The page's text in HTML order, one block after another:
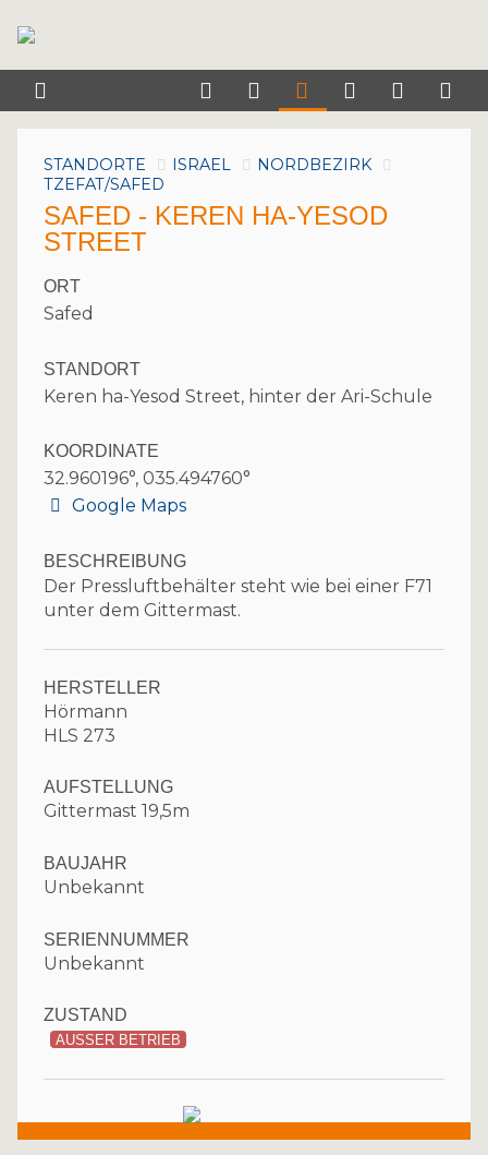
STANDORTE ISRAEL
NORDBEZIRK
TZEFAT/SAFED
SAFED - KEREN HA-YESOD
STREET
ORT
Safed
STANDORT
Keren ha-Yesod Street, hinter der Ari-Schule
KOORDINATE
32.960196°, 035.494760°
Google Maps
BESCHREIBUNG
Der Pressluftbehälter steht wie bei einer F71
unter dem Gittermast.
HERSTELLER
Hörmann
HLS 273
AUFSTELLUNG
Gittermast 19,5m
BAUJAHR
Unbekannt
SERIENNUMMER
Unbekannt
ZUSTAND
AUSSER BETRIEB